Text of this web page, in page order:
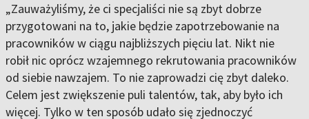
„Zauważyliśmy, że ci specjaliści nie są zbyt dobrze
przygotowani na to, jakie będzie zapotrzebowanie na
pracowników w ciągu najbliższych pięciu lat. Nikt nie
robił nic oprócz wzajemnego rekrutowania pracowników
od siebie nawzajem. To nie zaprowadzi cię zbyt daleko.
Celem jest zwiększenie puli talentów, tak, aby było ich
więcej. Tylko w ten sposób udało się zjednoczyć